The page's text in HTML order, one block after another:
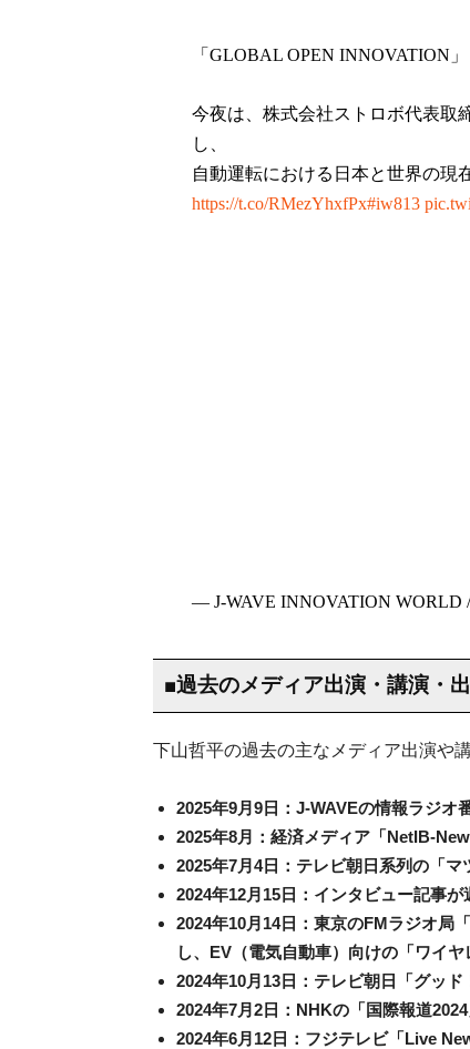
「GLOBAL OPEN INNOVATION」
今夜は、株式会社ストロボ代表取
し、
自動運転における日本と世界の現
https://t.co/RMezYhxfPx#iw813
— J-WAVE INNOVATION WORLD
■過去のメディア出演・講演・
下山哲平の過去の主なメディア出演や
2025年9月9日：J-WAVEの情報ラジオ
2025年8月：経済メディア「NetIB-
2025年7月4日：テレビ朝日系列の「
2024年12月15日：インタビュー記事
2024年10月14日：東京のFMラジオ局
し、EV（電気自動車）向けの「ワイ
2024年10月13日：テレビ朝日「グッ
2024年7月2日：NHKの「国際報道
2024年6月12日：フジテレビ「Live